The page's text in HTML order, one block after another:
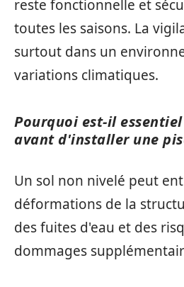
reste fonctionnelle et
toutes les saisons. La
surtout dans un
variations climatiques.
Pourquoi est-il
avant d'installer une
Un sol non nivelé peut
déformations de la
des fuites d'eau et des
dommages